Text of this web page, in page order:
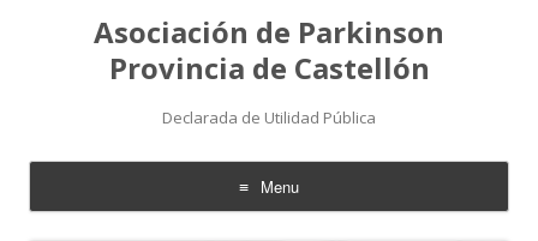
Asociación de Parkinson
Provincia de Castellón
Declarada de Utilidad Pública
Menu
Skip